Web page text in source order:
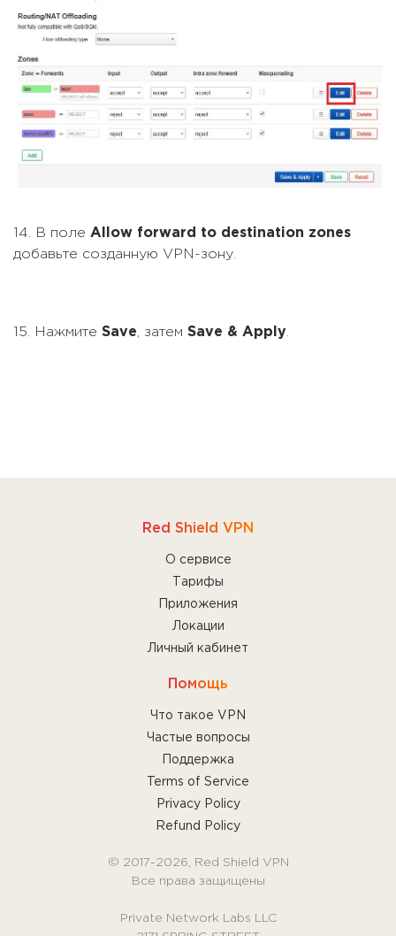
14. В поле Allow forward to destination zones
добавьте созданную VPN-зону.
15. Нажмите Save, затем Save & Apply.
Red Shield VPN
О сервисе
Тарифы
Приложения
Локации
Личный кабинет
Помощь
Что такое VPN
Частые вопросы
Поддержка
Terms of Service
Privacy Policy
Refund Policy
© 2017-2026, Red Shield VPN
Все права защищены
Private Network Labs LLC